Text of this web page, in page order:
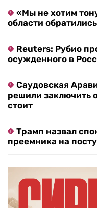
«Мы не хотим
области
Reuters: Рубио
осужденного в
Саудовская
решили заключить
стоит
Трамп назвал
преемника на